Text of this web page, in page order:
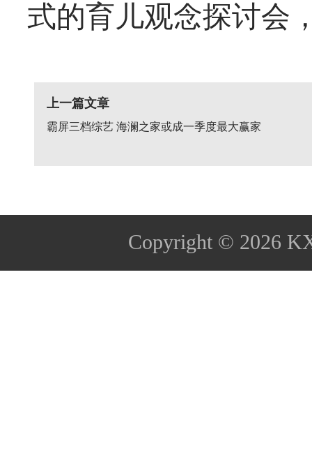
式的育儿观念探讨会
上一篇文章
霸屏三档综艺 海澜之家或成一季度最大赢家
Copyright © 2026